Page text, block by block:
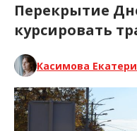
Перекрытие
курсировать
Касимова